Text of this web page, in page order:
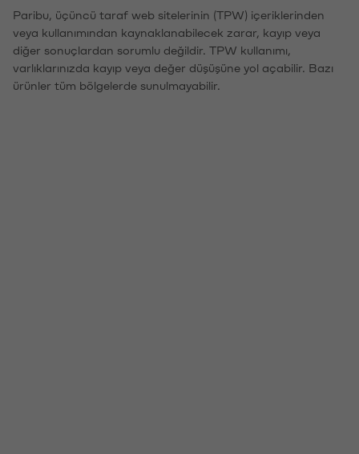
Paribu, üçüncü taraf web sitelerinin (TPW) içeriklerinden
veya kullanımından kaynaklanabilecek zarar, kayıp veya
diğer sonuçlardan sorumlu değildir. TPW kullanımı,
varlıklarınızda kayıp veya değer düşüşüne yol açabilir. Bazı
ürünler tüm bölgelerde sunulmayabilir.